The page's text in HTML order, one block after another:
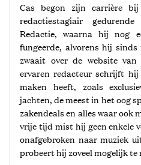
Cas begon zijn carrière
redactiestagiair
Redactie, waarna hij nog
fungeerde, alvorens hij
zwaait over de website
ervaren redacteur schrijft
maken heeft, zoals
jachten, de meest in het oog
zakendeals en alles waar ook
vrije tijd mist hij geen enkele
onafgebroken naar muziek
probeert hij zoveel mogelijk te